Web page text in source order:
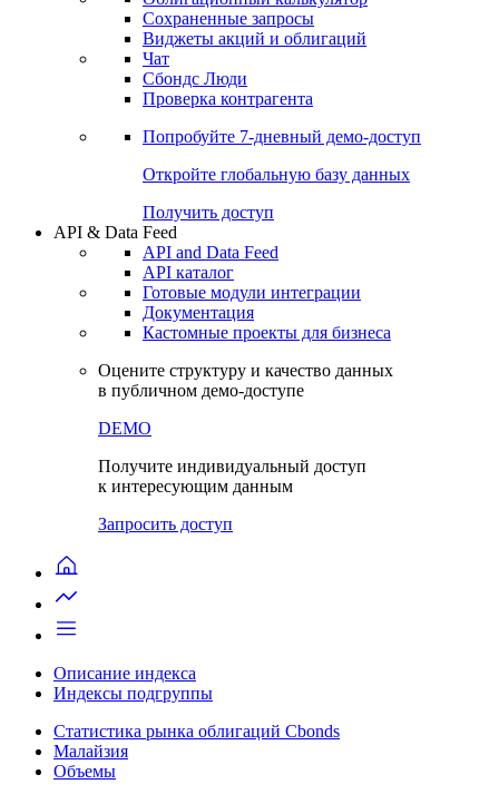
Сохраненные запросы
Виджеты акций и облигаций
Чат
Сбондс Люди
Проверка контрагента
Попробуйте 7-дневный демо-доступ
Откройте глобальную базу данных
Получить доступ
API & Data Feed
API and Data Feed
API каталог
Готовые модули интеграции
Документация
Кастомные проекты для бизнеса
Оцените структуру и качество данных
в публичном демо-доступе
DEMO
Получите индивидуальный доступ
к интересующим данным
Запросить доступ
Описание индекса
Индексы подгруппы
Статистика рынка облигаций Cbonds
Малайзия
Объемы